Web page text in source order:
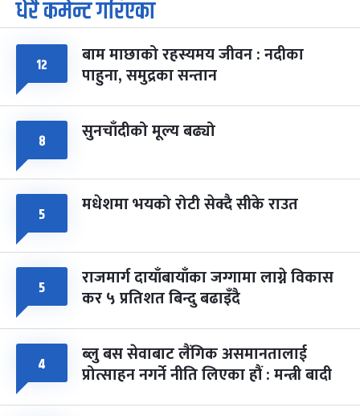
७
आइत
पूर्णिमा व्रत
चैत्र ७, २०८३-Mar 21, 2027
८ फागुपूर्णिमा
चैत्र ८, २०८३-Mar 22, 2027
७ महिना बाँकी
धेरै कमेन्ट गरिएका
१२ बाम माछाको रहस्यमय जीवन : नदीका
पाहुना, समुद्रका सन्तान
८ सुनचाँदीको मूल्य बढ्यो
५ मधेशमा भयको रोटी सेक्दै सीके राउत
५ राजमार्ग दायाँबायाँका जग्गामा लाग्ने विकास
कर ५ प्रतिशत बिन्दु बढाइँदै
४ ब्लु बस सेवाबाट लैंगिक असमानतालाई
प्रोत्साहन नगर्ने नीति लिएका हौं : मन्त्री बादी